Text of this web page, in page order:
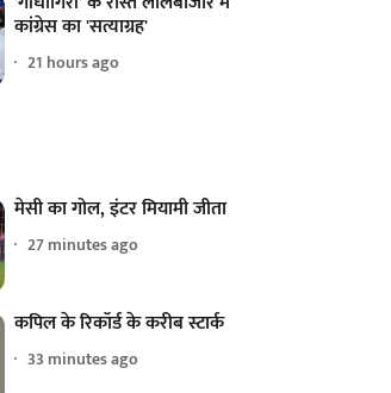
कांग्रेस का 'सत्याग्रह'
21 hours ago
मेसी का गोल, इंटर मियामी जीता
27 minutes ago
कपिल के रिकॉर्ड के करीब स्टार्क
33 minutes ago